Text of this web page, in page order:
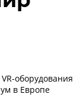
оборудования
в Европе